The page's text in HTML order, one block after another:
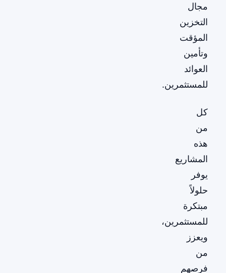
مجال
التخزين
المؤقت
وتأمين
العوائد
للمستثمرين.
كل
من
هذه
المشاريع
يوفر
حلولاً
مبتكرة
للمستثمرين،
ويعزز
من
فرصهم